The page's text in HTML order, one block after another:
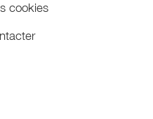
cookies